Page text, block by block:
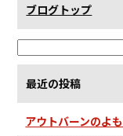
ブログトップ
最近の投稿
アウトバーンのよ